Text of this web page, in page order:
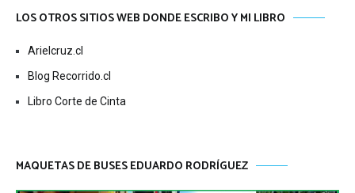
LOS OTROS SITIOS WEB DONDE ESCRIBO Y MI LIBRO
Arielcruz.cl
Blog Recorrido.cl
Libro Corte de Cinta
MAQUETAS DE BUSES EDUARDO RODRÍGUEZ